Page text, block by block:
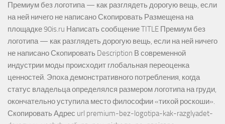
Премиум без логотипа — как разглядеть дорогую вещь, если
на ней ничего не написано Скопировать Размещена на
площадке 90is.ru Написать сообщение TITLE Премиум без
логотипа — как разглядеть дорогую вещь, если на ней ничего
не написано Скопировать Description В современной
индустрии моды происходит глобальная переоценка
ценностей. Эпоха демонстративного потребления, когда
статус владельца определялся размером логотипа на груди,
окончательно уступила место философии «тихой роскоши».
Скопировать Адрес url premium-bez-logotipa-kak-razglyadet-